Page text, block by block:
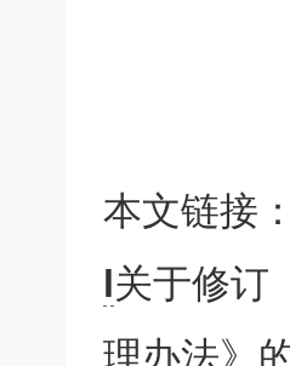
本文链接：
l关于修订
理办法》